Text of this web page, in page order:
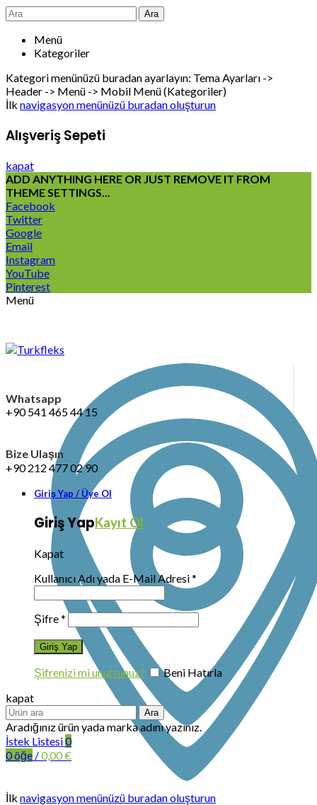
Ara
Menü
Kategoriler
Kategori menünüzü buradan ayarlayın: Tema Ayarları ->
Header -> Menü -> Mobil Menü (Kategoriler)
İlk navigasyon menünüzü buradan oluşturun
Alışveriş Sepeti
kapat
ADD ANYTHING HERE OR JUST REMOVE IT FROM
THEME SETTINGS...
Facebook
Twitter
Google
Email
Instagram
YouTube
Pinterest
Menü
Whatsapp
+90 541 465 44 15
Bize Ulaşın
+90 212 477 02 90
Giriş Yap / Üye Ol
Giriş YapKayıt Ol
Kapat
Kullanıcı Adı yada E-Mail Adresi*
Şifre*
Şifrenizi mi unuttunuz?
Beni Hatırla
kapat
Ara
Aradığınız ürün yada marka adını yazınız.
İstek Listesi0
0öğe /0,00€
İlk navigasyon menünüzü buradan oluşturun